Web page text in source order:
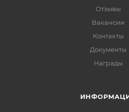
Отзывы
Вакансии
Контакты
Документы
Награды